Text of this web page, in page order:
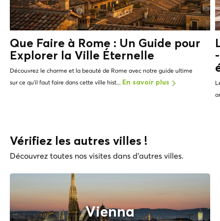
Que Faire à Rome : Un Guide pour
Explorer la Ville Éternelle
Découvrez le charme et la beauté de Rome avec notre guide ultime
sur ce qu'il faut faire dans cette ville hist... En savoir plus
Vérifiez les autres villes !
Découvrez toutes nos visites dans d'autres villes.
Vienna